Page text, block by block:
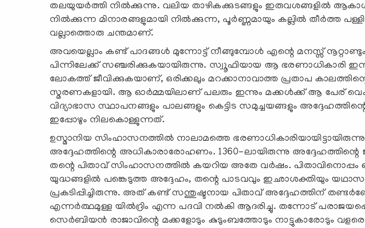
തലയുയർത്തി നിൽക്കുന്നു. വലിയ താഴികക്കുടങ്ങളും ഇരുവശങ്ങളിൽ ആകാശം
നിൽക്കുന്ന മിനാരങ്ങളുമായി നിൽക്കുന്ന, പൂർണ്ണമായും കല്ലിൽ തീർത്ത
വല്ലാത്തൊരു ചന്തമാണ്.
അവയെല്ലാം കണ്ട് പാദങ്ങൾ മുന്നോട്ട് നീങ്ങുമ്പോൾ എന്റെ മനസ്സ്
പിന്നിലേക്ക് സഞ്ചരിക്കുകയായിരുന്നു. സ്വൂഫിയായ ആ ഭരണാധികാരി
ലോകത്ത് ജീവിക്കുകയാണ്, ഒരിക്കലും മറക്കാനാവാത്ത പ്രതാപ കാലത്തിന്റെ
സ്മരണകളായി. ആ ഓർമ്മയിലാണ് പലരും ഇന്നും മക്കൾക്ക് ആ പേര്
വിദ്യാഭാസ സ്ഥാപനങ്ങളും പാലങ്ങളും കെട്ടിട സമുച്ചയങ്ങളും
ഇപ്പോഴും നിലകൊള്ളുന്നത്.
ഉസ്മാനിയ സിംഹാസനത്തിൽ നാലാമത്തെ ഭരണാധികാരിയായിട്ടായിരുന്നു
അദ്ദേഹത്തിന്റെ അധികാരാരോഹണം. 1360-ലായിരുന്നു അദ്ദേഹത്തിന്റെ
തന്റെ പിതാവ് സിംഹാസനത്തിൽ കയറിയ അതേ വർഷം. പിതാവിനൊപ്പം
യുദ്ധങ്ങളിൽ പങ്കെടുത്ത അദ്ദേഹം, തന്റെ പാടവവും ഇഛാശക്തിയും
പ്രകടിപ്പിച്ചിരുന്നു. അത് കണ്ട് സന്തുഷ്ടനായ പിതാവ് അദ്ദേഹത്തിന്
എന്നർത്ഥമുള്ള യിൽദ്രിം എന്ന പദവി നൽകി ആദരിച്ചു. തന്നോട്
സെർബിയൻ രാജാവിന്റെ മക്കളോടും കുടുംബത്തോടും നാട്ടുകാരോടും വളരെ